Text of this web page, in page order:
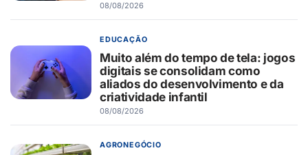
08/08/2026
EDUCAÇÃO
Muito além do tempo de tela: jogos
digitais se consolidam como
aliados do desenvolvimento e da
criatividade infantil
08/08/2026
AGRONEGÓCIO